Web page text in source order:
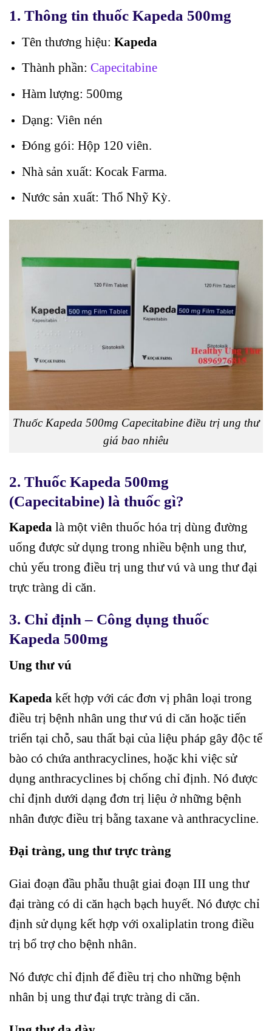
1. Thông tin thuốc Kapeda 500mg
Tên thương hiệu: Kapeda
Thành phần: Capecitabine
Hàm lượng: 500mg
Dạng: Viên nén
Đóng gói: Hộp 120 viên.
Nhà sản xuất: Kocak Farma.
Nước sản xuất: Thổ Nhỹ Kỳ.
Thuốc Kapeda 500mg Capecitabine điều trị ung thư
giá bao nhiêu
2. Thuốc Kapeda 500mg
(Capecitabine) là thuốc gì?
Kapeda là một viên thuốc hóa trị dùng đường
uống được sử dụng trong nhiều bệnh ung thư,
chủ yếu trong điều trị ung thư vú và ung thư đại
trực tràng di căn.
3. Chỉ định – Công dụng thuốc
Kapeda 500mg
Ung thư vú
Kapeda kết hợp với các đơn vị phân loại trong
điều trị bệnh nhân ung thư vú di căn hoặc tiến
triển tại chỗ, sau thất bại của liệu pháp gây độc tế
bào có chứa anthracyclines, hoặc khi việc sử
dụng anthracyclines bị chống chỉ định. Nó được
chỉ định dưới dạng đơn trị liệu ở những bệnh
nhân được điều trị bằng taxane và anthracycline.
Đại tràng, ung thư trực tràng
Giai đoạn đầu phẫu thuật giai đoạn III ung thư
đại tràng có di căn hạch bạch huyết. Nó được chỉ
định sử dụng kết hợp với oxaliplatin trong điều
trị bổ trợ cho bệnh nhân.
Nó được chỉ định để điều trị cho những bệnh
nhân bị ung thư đại trực tràng di căn.